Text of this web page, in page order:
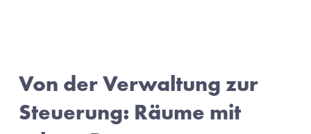
Von der Verwaltung zur
Steuerung: Räume mit